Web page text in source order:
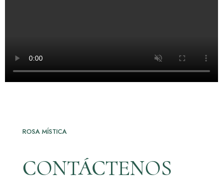
ROSA MÍSTICA
CONTÁCTENOS